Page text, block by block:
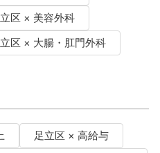
区 × 美容外科
区 × 大腸・肛門外科
足立区 × 高給与